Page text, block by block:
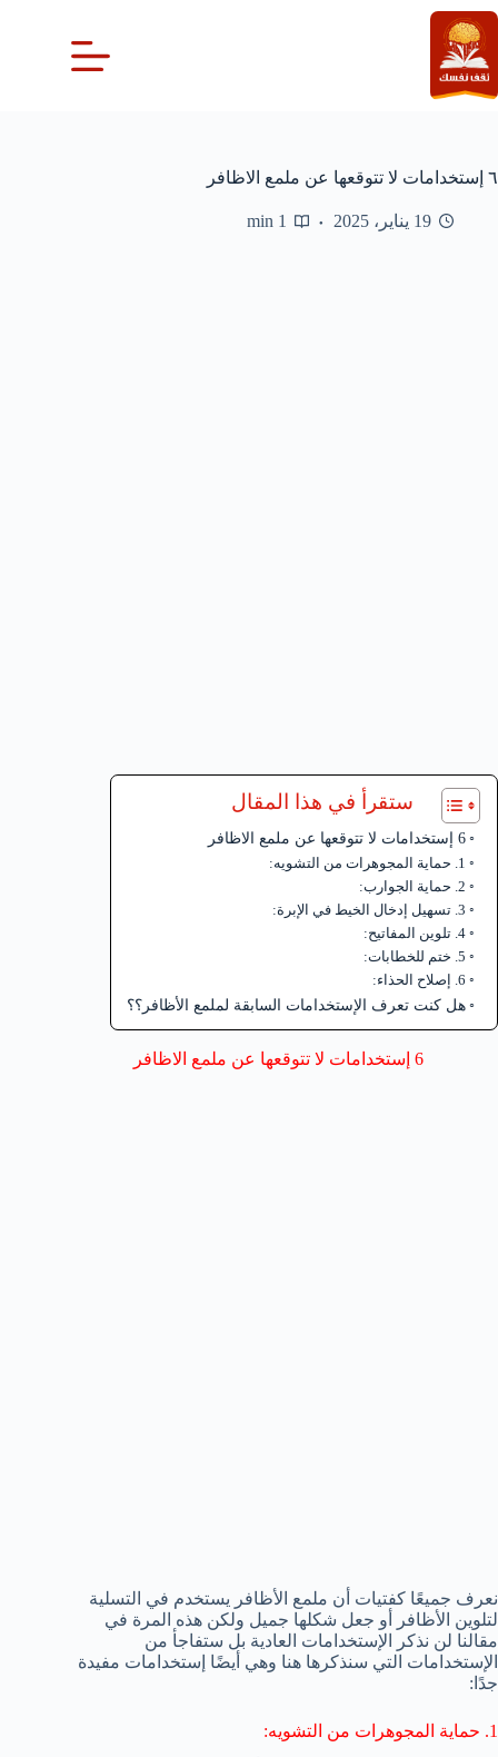
التجاوز
إلى
المحتوى
٦ إستخدامات لا تتوقعها عن ملمع الاظافر
19 يناير، 2025 1 min
ستقرأ في هذا المقال
6 إستخدامات لا تتوقعها عن ملمع الاظافر
1. حماية المجوهرات من التشويه:
2. حماية الجوارب:
3. تسهيل إدخال الخيط في الإبرة:
4. تلوين المفاتيح:
5. ختم للخطابات:
6. إصلاح الحذاء:
هل كنت تعرف الإستخدامات السابقة لملمع الأظافر؟؟
6 إستخدامات لا تتوقعها عن ملمع الاظافر
نعرف جميعًا كفتيات أن ملمع الأظافر يستخدم في التسلية
لتلوين الأظافر أو جعل شكلها جميل ولكن هذه المرة في
مقالنا لن نذكر الإستخدامات العادية بل ستفاجأ من
الإستخدامات التي سنذكرها هنا وهي أيضًا إستخدامات مفيدة
جدًا:
1. حماية المجوهرات من التشويه: